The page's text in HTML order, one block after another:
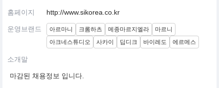
홈페이지 http://www.sikorea.co.kr
운영브랜드 아르마니 크롬하츠 메종마르지엘라
마르니
아크네스튜디오
사카이 딥디크 바이레도 에르메스
소개말
마감된 채용정보 입니다.